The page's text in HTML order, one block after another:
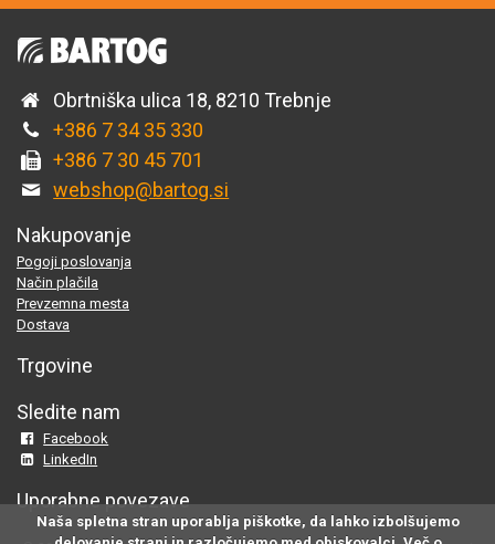
Obrtniška ulica 18, 8210 Trebnje
+386 7 34 35 330
+386 7 30 45 701
webshop@bartog.si
Nakupovanje
Pogoji poslovanja
Način plačila
Prevzemna mesta
Dostava
Trgovine
Sledite nam
Facebook
LinkedIn
Uporabne povezave
Naša spletna stran uporablja piškotke, da lahko izbolšujemo